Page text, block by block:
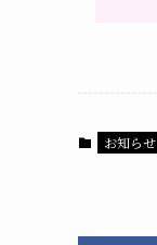
お知らせ